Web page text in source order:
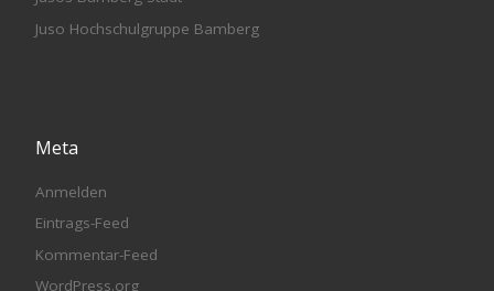
Juso Hochschulgruppe Bamberg
Meta
Anmelden
Eintrags-Feed
Kommentar-Feed
WordPress.org